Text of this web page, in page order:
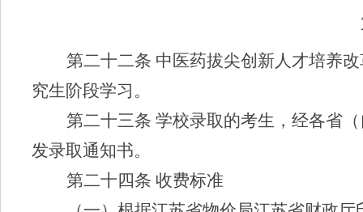
第二十二条 中医药拔尖创新人才培养
究生阶段学习。
第二十三条学校录取的考生，经各省
发录取通知书。
第二十四条 收费标准